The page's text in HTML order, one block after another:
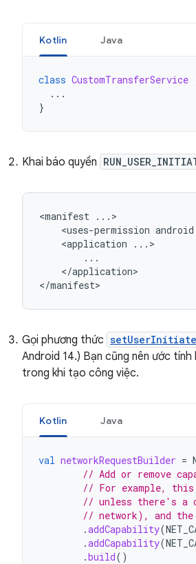
Kotlin Java
class CustomTransferService
...
}
Khai báo quyền
<manifest
<uses-permission
<application
</application>
Gọi phương thức
Android 14.) Bạn cũng nên ước
trong khi tạo công việc.
Kotlin Java
val networkRequestBuilder =
// Add or remove
// For example,
// unless there's a
// network), and the
.addCapability(
.addCapability(
.build()